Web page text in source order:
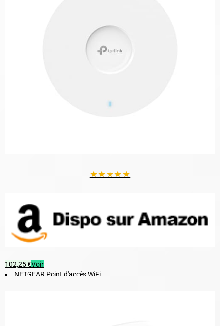
★★★★★
102,25 €Voir
NETGEAR Point d'accès WiFi ...